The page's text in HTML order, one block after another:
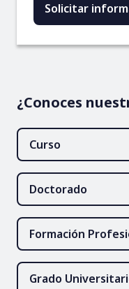
¿Conoces
Curso
Doctorado
Formación
Grado